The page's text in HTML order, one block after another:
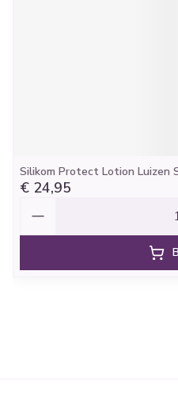
Silikom Protect Lotion Luizen
€ 24,95